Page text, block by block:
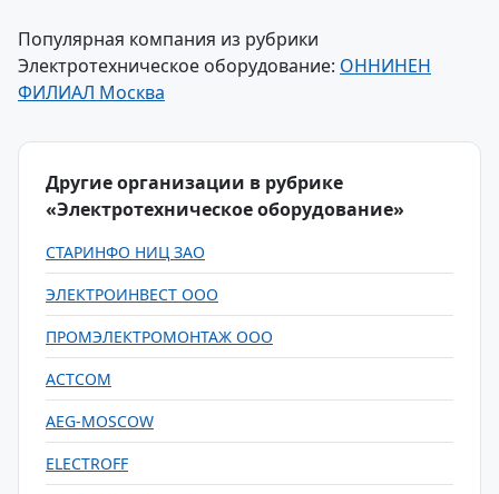
Популярная компания из рубрики
Электротехническое оборудование: ОННИНЕН
ФИЛИАЛ Москва
Другие организации в рубрике
«Электротехническое оборудование»
СТАРИНФО НИЦ ЗАО
ЭЛЕКТРОИНВЕСТ ООО
ПРОМЭЛЕКТРОМОНТАЖ ООО
ACTCOM
AEG-MOSCOW
ELECTROFF